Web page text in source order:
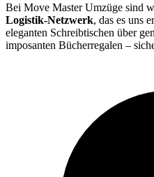
Bei Move Master Umzüge sind
Logistik-Netzwerk, das es uns
eleganten Schreibtischen über
imposanten Bücherregalen –